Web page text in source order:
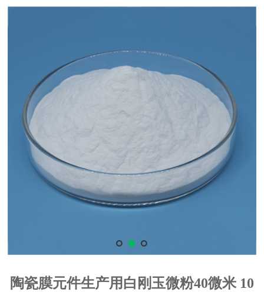
陶瓷膜元件生产用白刚玉微粉40微米 10